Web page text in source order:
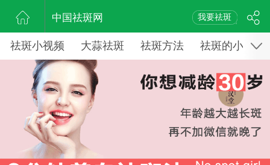
中国祛斑网 我要祛斑
祛斑小视频 大蒜祛斑 祛斑方法 祛斑的小窍门